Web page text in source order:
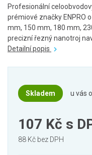
Profesionální
prémiové značky ENPRO
mm, 150 mm, 180 mm,
precizní řezný nanotroj
Detailní popis
Skladem u vás
107 Kč s
88 Kč bez DPH